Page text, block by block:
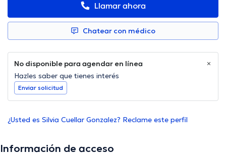
Llamar ahora
Chatear con médico
No disponible para agendar en línea
Hazles saber que tienes interés
Enviar solicitud
¿Usted es Silvia Cuellar Gonzalez? Reclame este perfil
Información de acceso